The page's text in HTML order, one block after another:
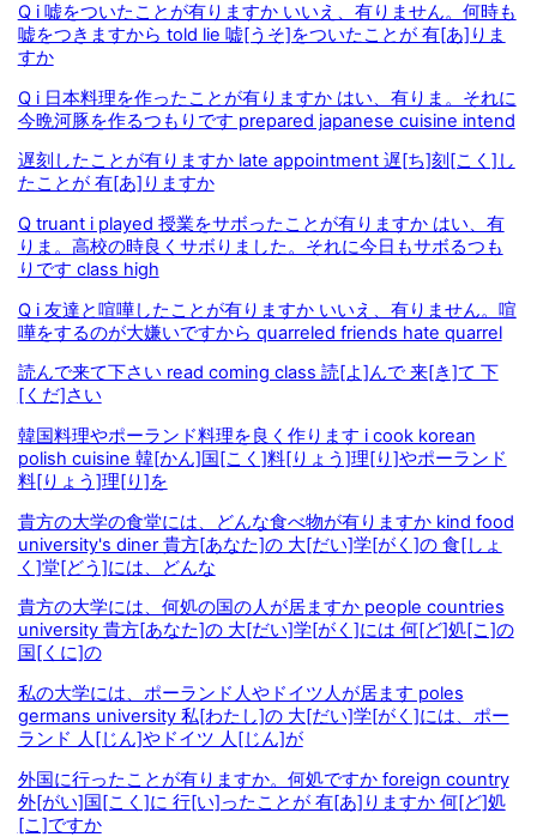
Q i 嘘をついたことが有りますか いいえ、有りません。何時も
嘘をつきますから told lie 嘘[うそ]をついたことが 有[あ]りま
すか
Q i 日本料理を作ったことが有りますか はい、有りま。それに
今晩河豚を作るつもりです prepared japanese cuisine intend
遅刻したことが有りますか late appointment 遅[ち]刻[こく]し
たことが 有[あ]りますか
Q truant i played 授業をサボったことが有りますか はい、有
りま。高校の時良くサボりました。それに今日もサボるつも
りです class high
Q i 友達と喧嘩したことが有りますか いいえ、有りません。喧
嘩をするのが大嫌いですから quarreled friends hate quarrel
読んで来て下さい read coming class 読[よ]んで 来[き]て 下
[くだ]さい
韓国料理やポーランド料理を良く作ります i cook korean
polish cuisine 韓[かん]国[こく]料[りょう]理[り]やポーランド
料[りょう]理[り]を
貴方の大学の食堂には、どんな食べ物が有りますか kind food
university's diner 貴方[あなた]の 大[だい]学[がく]の 食[しょ
く]堂[どう]には、どんな
貴方の大学には、何処の国の人が居ますか people countries
university 貴方[あなた]の 大[だい]学[がく]には 何[ど]処[こ]の
国[くに]の
私の大学には、ポーランド人やドイツ人が居ます poles
germans university 私[わたし]の 大[だい]学[がく]には、ポー
ランド 人[じん]やドイツ 人[じん]が
外国に行ったことが有りますか。何処ですか foreign country
外[がい]国[こく]に 行[い]ったことが 有[あ]りますか 何[ど]処
[こ]ですか